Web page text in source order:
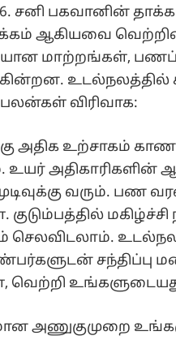
சனி பகவானின்
ஆகியவை
மாற்றங்கள், பணப்
விரிவாக:
அதிக உற்சாகம்
உயர்
வரும். பண
சந்திப்பு
வெற்றி
அணுகுமுறை